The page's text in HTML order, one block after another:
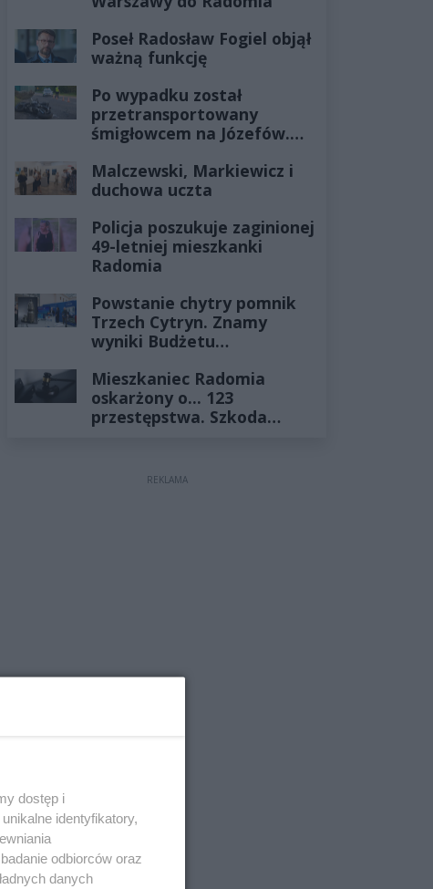
Poseł Radosław Fogiel objął
ważną funkcję
Po wypadku został
przetransportowany
śmigłowcem na Józefów.
żyłach
Malczewski, Markiewicz i
duchowa uczta
Policja poszukuje zaginionej
49-letniej mieszkanki
Radomia
Powstanie chytry pomnik
Trzech Cytryn. Znamy
wyniki Budżetu
Mieszkaniec Radomia
oskarżony o... 123
przestępstwa. Szkoda
REKLAMA
dostęp i
identyfikatory,
odbiorców oraz
danych